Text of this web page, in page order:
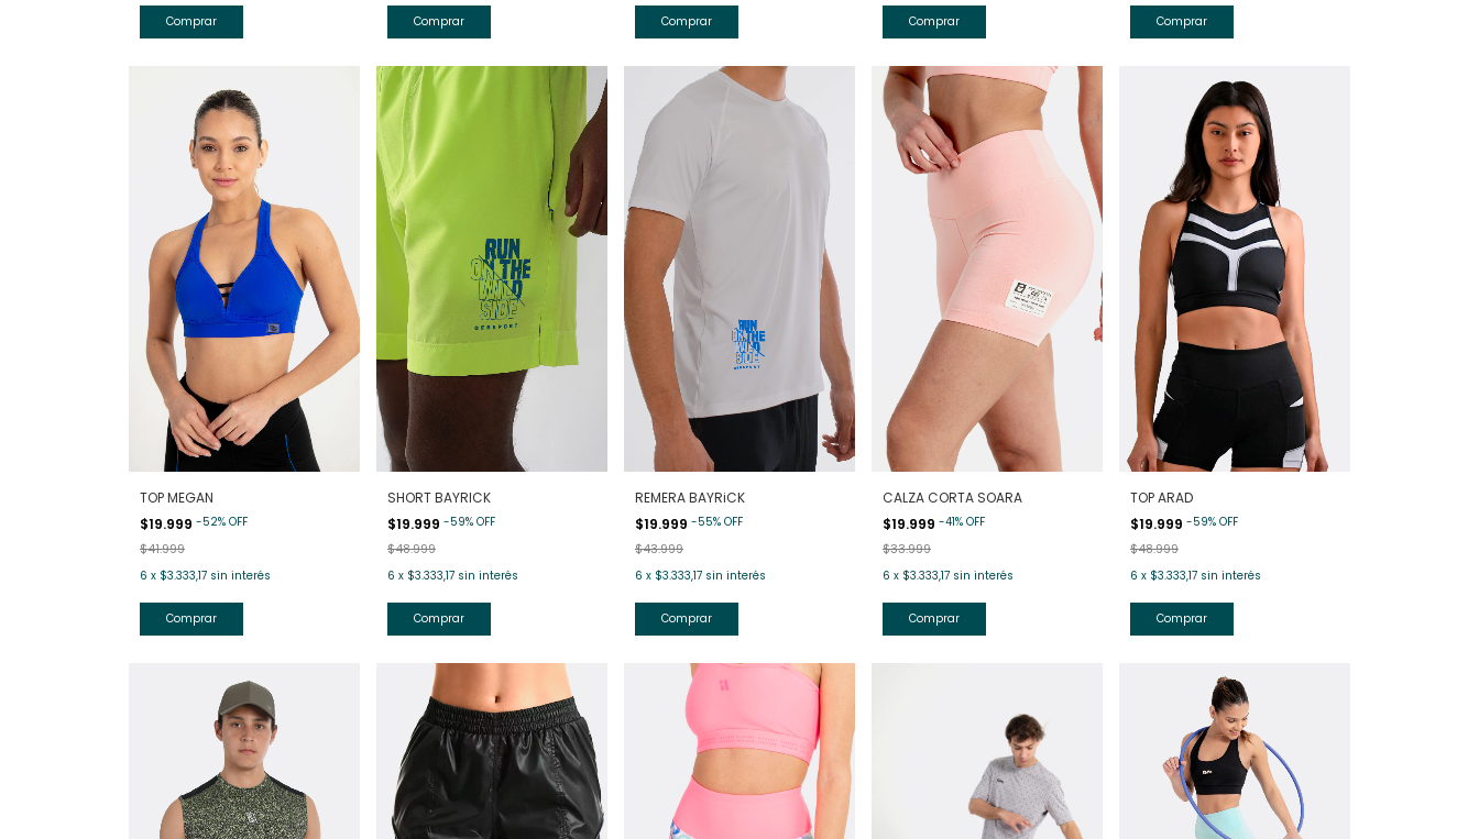
Comprar Comprar Comprar Comprar Comprar
TOP MEGAN
$19.999 -52% OFF
$41.999
6 x $3.333,17 sin interés
Comprar
SHORT BAYRICK
$19.999 -59% OFF
$48.999
6 x $3.333,17 sin interés
Comprar
REMERA BAYRiCK
$19.999 -55% OFF
$43.999
6 x $3.333,17 sin interés
Comprar
CALZA CORTA SOARA
$19.999 -41% OFF
$33.999
6 x $3.333,17 sin interés
Comprar
TOP ARAD
$19.999 -59% OFF
$48.999
6 x $3.333,17 sin interés
Comprar